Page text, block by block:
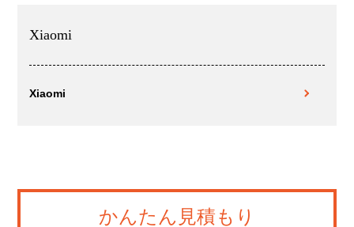
Xiaomi
Xiaomi
かんたん見積もり